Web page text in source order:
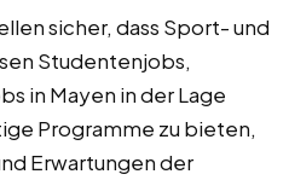
sicher, dass Sport- und
Studentenjobs,
in Mayen in der Lage
Programme zu bieten,
Erwartungen der